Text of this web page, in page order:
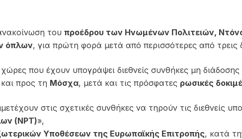
του προέδρου των Ηνωμένων Πολιτειών,
όπλων, για πρώτη φορά μετά από περισσότερες από τρεις
που έχουν υπογράψει διεθνείς συνθήκες μη
προς τη Μόσχα, μετά και τις πρόσφατες ρωσικές
στις σχετικές συνθήκες να τηρούν τις διεθνείς
(NPT)»,
Υποθέσεων της Ευρωπαϊκής Επιτροπής, κατά